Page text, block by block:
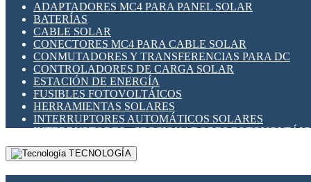
ADAPTADORES MC4 PARA PANEL SOLAR
BATERÍAS
CABLE SOLAR
CONECTORES MC4 PARA CABLE SOLAR
CONMUTADORES Y TRANSFERENCIAS PARA DC
CONTROLADORES DE CARGA SOLAR
ESTACIÓN DE ENERGÍA
FUSIBLES FOTOVOLTÁICOS
HERRAMIENTAS SOLARES
INTERRUPTORES AUTOMÁTICOS SOLARES
INTERRUPTORES - SECCIONADORES
MONTAJE PANEL SOLAR
PORTA FUSIBLES Y SECCIONADORES
TECNOLOGÍA